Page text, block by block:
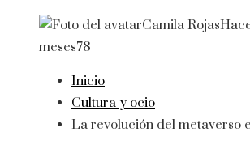
Camila Rojas
meses78
Inicio
Cultura y ocio
La revolución del metaverso